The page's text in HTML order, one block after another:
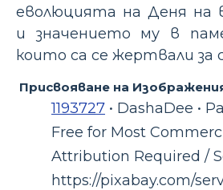
еволюцията на Деня на
и значението му в
които са се жертвали за
Присвояване на
1193727 • DashaDee •
Free for Most
Attribution Required /
https://pixabay.com/